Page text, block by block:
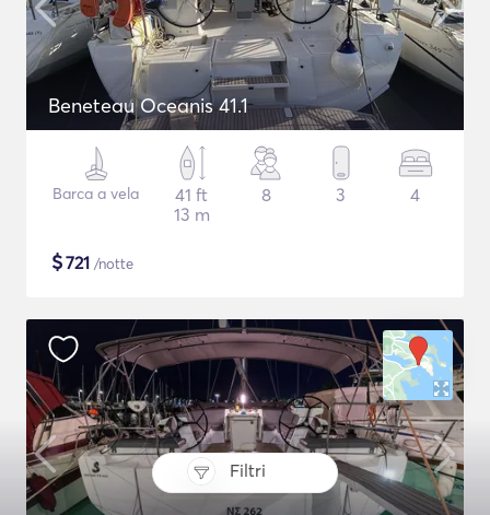
Filtri
Beneteau Oceanis 41.1
Barca a vela
41 ft
13 m
8 3 4
$721 /notte